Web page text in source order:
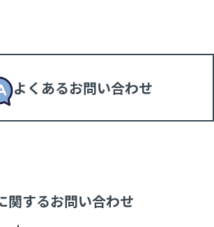
よくあるお問い合わせ
関するお問い合わせ